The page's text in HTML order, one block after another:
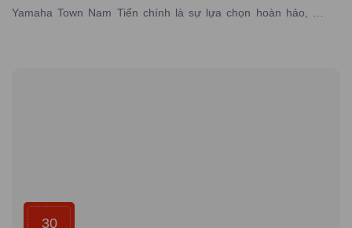
Yamaha Town Nam Tiến chính là sự lựa chọn hoàn hảo, nơi
30